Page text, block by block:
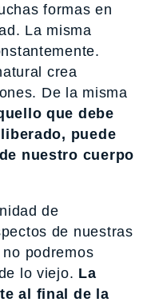
formas en
La misma
crea
De la misma
que debe
puede
nuestro cuerpo
de
de nuestras
podremos
lo viejo. La
al final de la